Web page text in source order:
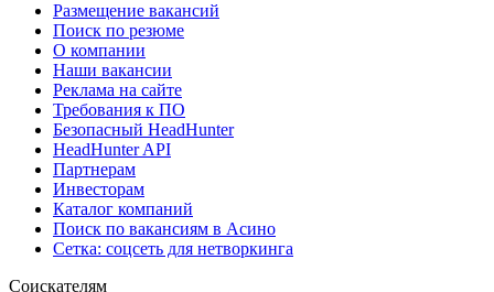
Размещение вакансий
Поиск по резюме
О компании
Наши вакансии
Реклама на сайте
Требования к ПО
Безопасный HeadHunter
HeadHunter API
Партнерам
Инвесторам
Каталог компаний
Поиск по вакансиям в Асино
Сетка: соцсеть для нетворкинга
Соискателям